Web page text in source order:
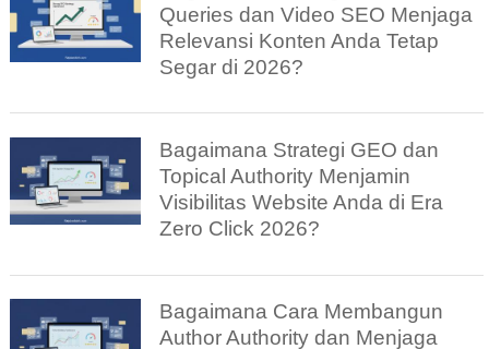
Queries dan Video SEO Menjaga
Relevansi Konten Anda Tetap
Segar di 2026?
Bagaimana Strategi GEO dan
Topical Authority Menjamin
Visibilitas Website Anda di Era
Zero Click 2026?
Bagaimana Cara Membangun
Author Authority dan Menjaga